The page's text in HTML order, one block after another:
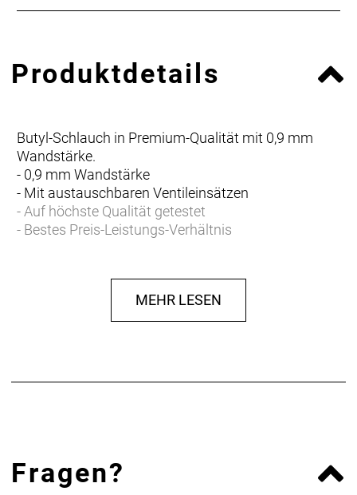
Produktdetails
Butyl-Schlauch in Premium-Qualität mit 0,9 mm
Wandstärke.
- 0,9 mm Wandstärke
- Mit austauschbaren Ventileinsätzen
- Auf höchste Qualität getestet
- Bestes Preis-Leistungs-Verhältnis
MEHR LESEN
Fragen?